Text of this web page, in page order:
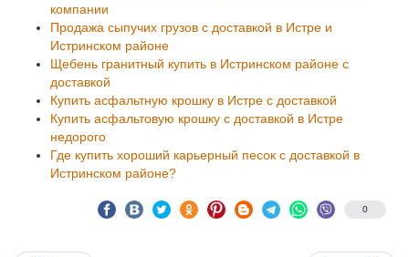
компании
Продажа сыпучих грузов с доставкой в Истре и
Истринском районе
Щебень гранитный купить в Истринском районе с
доставкой
Купить асфальтную крошку в Истре с доставкой
Купить асфальтовую крошку с доставкой в Истре
недорого
Где купить хороший карьерный песок с доставкой в
Истринском районе?
0